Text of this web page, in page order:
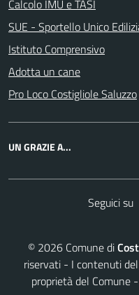
Calcolo IMU e TASI
SUE - Sportello Unico
Istituto Comprensivo
Adotta un cane
Pro Loco Costigliole Saluzzo
UN GRAZIE A...
Seguici su
© 2026 Comune di
riservati - I contenuti
proprietà del Comune